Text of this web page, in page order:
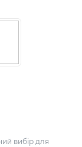
вибір для